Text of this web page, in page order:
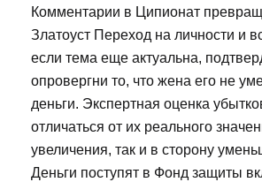
Комментарии в Ципионат
Златоуст Переход на личности и
если тема еще актуальна,
опровергни то, что жена его не
деньги. Экспертная оценка
отличаться от их реального
увеличения, так и в сторону
Деньги поступят в Фонд защиты